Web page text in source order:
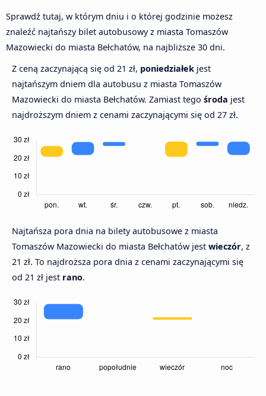
Sprawdź tutaj, w którym dniu i o której godzinie możesz
znaleźć najtańszy bilet autobusowy z miasta Tomaszów
Mazowiecki do miasta Bełchatów, na najbliższe 30 dni.
Z ceną zaczynającą się od 21 zł, poniedziałek jest
najtańszym dniem dla autobusu z miasta Tomaszów
Mazowiecki do miasta Bełchatów. Zamiast tego środa jest
najdroższym dniem z cenami zaczynającymi się od 27 zł.
Najtańsza pora dnia na bilety autobusowe z miasta
Tomaszów Mazowiecki do miasta Bełchatów jest wieczór, z
21 zł. To najdroższa pora dnia z cenami zaczynającymi się
od 21 zł jest rano.